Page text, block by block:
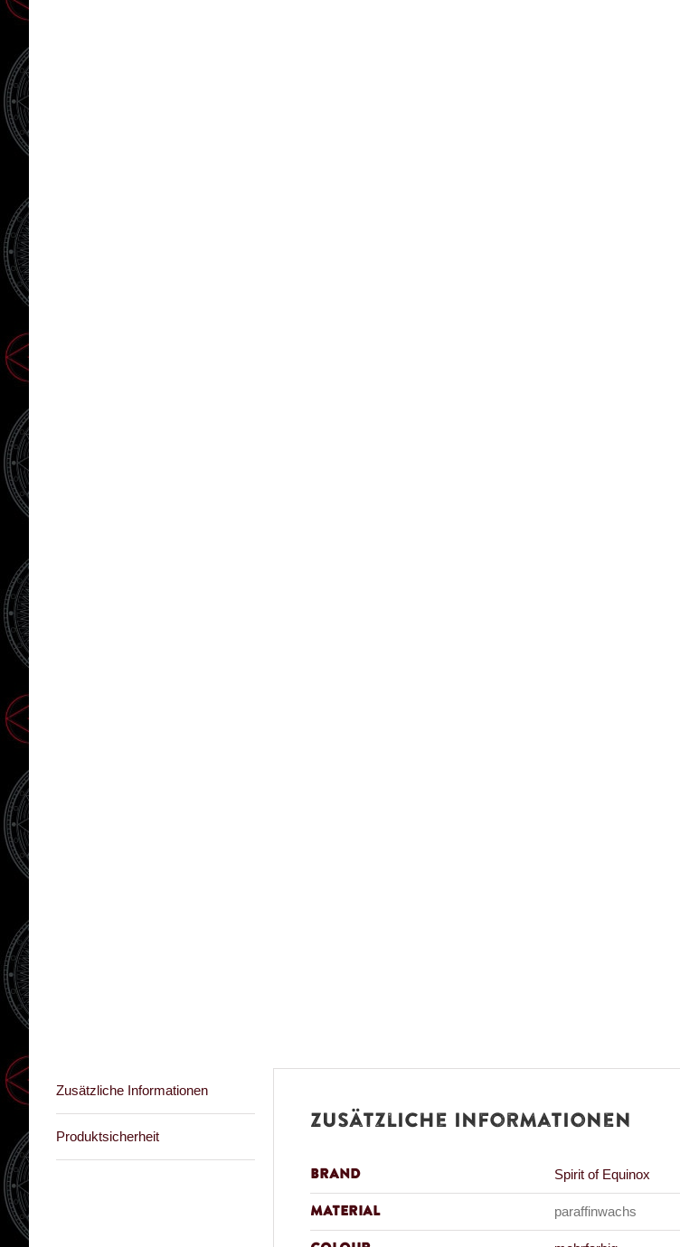
Zusätzliche Informationen
Produktsicherheit
Zusätzliche Informationen
Brand Spirit of Equinox
Material paraffinwachs